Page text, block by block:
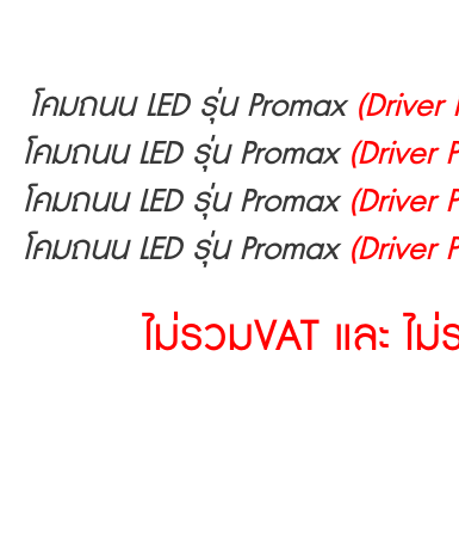
โคมถนน LED รุ่น Promax (Driver
โคมถนน LED รุ่น Promax (Driver
โคมถนน LED รุ่น Promax (Driver
โคมถนน LED รุ่น Promax (Driver
ไม่รวมVAT และ ไ